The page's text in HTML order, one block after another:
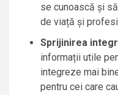
se cunoască și
de viață și
Sprijinirea
informații utile
integreze mai
pentru cei care